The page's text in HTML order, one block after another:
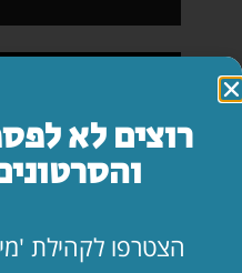
רוצים לא
הצטרפו לקהילת